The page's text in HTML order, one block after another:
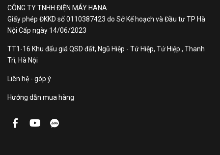
Bộ nhớ
Cường độ dòng
Hiệu điện thế
CÔNG TY TNHH ĐIỆN MÁY HANA
Giấy phép ĐKKD số 0110387423 do Sở Kế hoạch và Đầu tư TP Hà
Nội Cấp ngày 14/06/2023
TT1-16 Khu đấu giá QSD đất, Ngũ Hiệp - Tứ Hiệp, Tứ Hiệp , Thanh
Trì, Hà Nội
Liên hệ - góp ý
Hướng dẫn mua hàng